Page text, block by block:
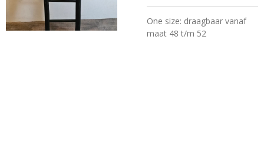
One size: draagbaar vanaf
maat 48 t/m 52